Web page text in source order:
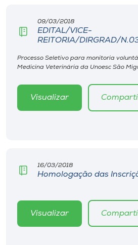
Biblioteca
Editora
Rádio
Store
o idioma
09/03/2018
EDITAL/VICE-
REITORIA/DIRGRAD/
Processo Seletivo para monitoria
Medicina Veterinária da Unoesc São
Visualizar
16/03/2018
Homologação das
Visualizar